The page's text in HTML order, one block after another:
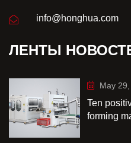
info@honghua.com
ЛЕНТЫ
May
Ten
forming